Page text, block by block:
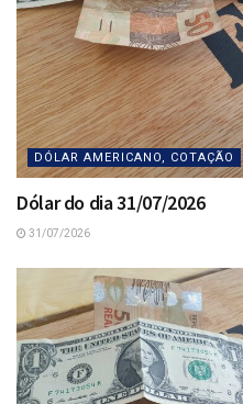
DÓLAR AMERICANO, COTAÇÃO
Dólar do dia 31/07/2026
31/07/2026